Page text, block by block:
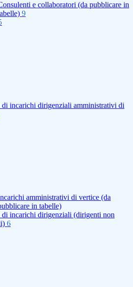
e collaboratori (da pubblicare in
9
incarichi dirigenziali amministrativi di
amministrativi di vertice (da
in tabelle)
incarichi dirigenziali (dirigenti non
6